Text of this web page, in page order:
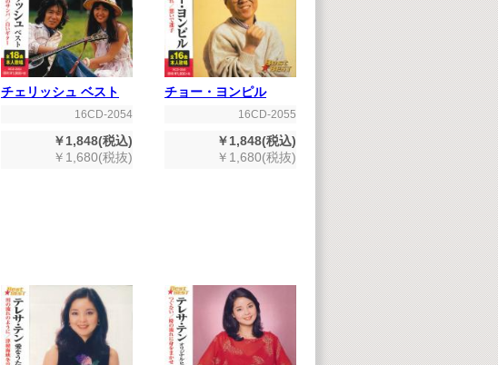
チェリッシュ ベスト
16CD-2054
￥1,848(税込)
￥1,680(税抜)
チョー・ヨンピル
16CD-2055
￥1,848(税込)
￥1,680(税抜)